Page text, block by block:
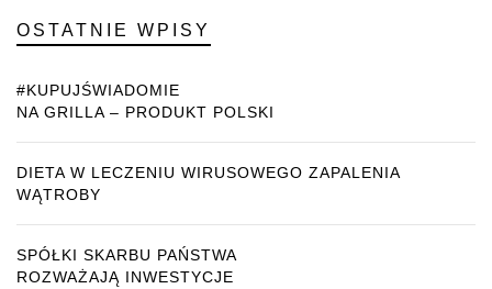
OSTATNIE WPISY
#KUPUJŚWIADOMIE
NA GRILLA – PRODUKT POLSKI
DIETA W LECZENIU WIRUSOWEGO ZAPALENIA
WĄTROBY
SPÓŁKI SKARBU PAŃSTWA
ROZWAŻAJĄ INWESTYCJE